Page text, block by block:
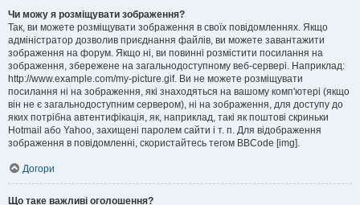
Чи можу я розміщувати зображення?
Так, ви можете розміщувати зображення в своїх повідомленнях. Якщо
адміністратор дозволив приєднання файлів, ви можете завантажити
зображення на форум. Якщо ні, ви повинні розмістити посилання на
зображення, збережене на загальнодоступному веб-сервері. Наприклад:
http://www.example.com/my-picture.gif. Ви не можете розміщувати
посилання ні на зображення, які знаходяться на вашому комп'ютері (якщо
він не є загальнодоступним сервером), ні на зображення, для доступу до
яких потрібна автентифікація, як, наприклад, такі як поштові скриньки
Hotmail або Yahoo, захищені паролем сайти і т. п. Для відображення
зображення в повідомленні, скористайтесь тегом BBCode [img].
Догори
Що таке важливі оголошення?